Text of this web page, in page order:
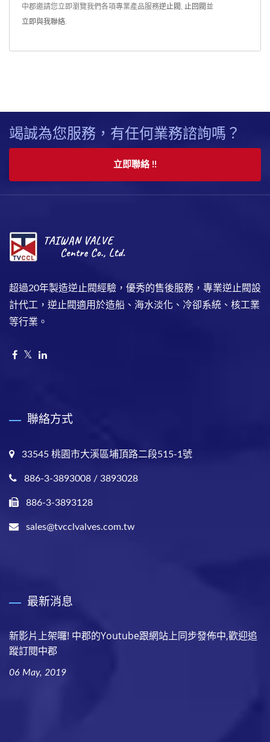
中郡邀請您立即瀏覽我們各項專業產品服務逆止閥 止回閥 並
立即與我聯絡
竭誠為您服務，有任何業務諮詢嗎？
立即聯絡 !!
超過20年製造逆止閥經驗，優秀的售後服務，專業逆止閥設
計代工，逆止閥適用於造船、海水淡化、冷卻系統、核工業
等行業。
聯絡方式
33545 桃園市大溪區埔頂路二段515-1號
886-3-3893008 / 3893028
886-3-3893128
sales@tvcclvalves.com.tw
最新消息
新影片上架囉! 中郡的Youtube跟網站上同步發佈中,歡迎追
蹤訂閱中郡
06 May, 2019